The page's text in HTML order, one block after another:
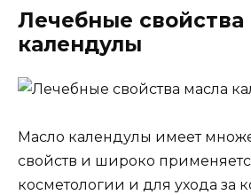
Лечебные свойства
календулы
Масло календулы имеет
свойств и широко
косметологии и для ухода за